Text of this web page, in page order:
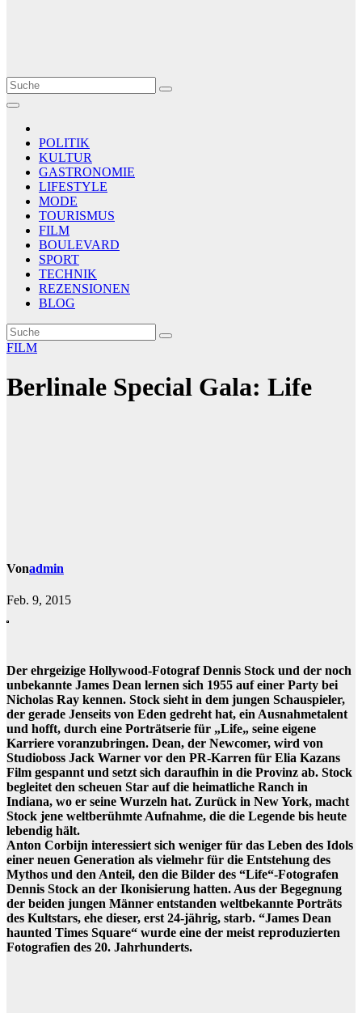
Le Matin
AGENCE DE PRESSE
POLITIK
KULTUR
GASTRONOMIE
LIFESTYLE
MODE
TOURISMUS
FILM
BOULEVARD
SPORT
TECHNIK
REZENSIONEN
BLOG
FILM
Berlinale Special Gala: Life
Vonadmin
Feb. 9, 2015
Der ehrgeizige Hollywood-Fotograf Dennis Stock und der noch
unbekannte James Dean lernen sich 1955 auf einer Party bei
Nicholas Ray kennen. Stock sieht in dem jungen Schauspieler,
der gerade Jenseits von Eden gedreht hat, ein Ausnahmetalent
und hofft, durch eine Porträtserie für „Life„ seine eigene
Karriere voranzubringen. Dean, der Newcomer, wird von
Studioboss Jack Warner vor den PR-Karren für Elia Kazans
Film gespannt und setzt sich daraufhin in die Provinz ab. Stock
begleitet den scheuen Star auf die heimatliche Ranch in
Indiana, wo er seine Wurzeln hat. Zurück in New York, macht
Stock jene weltberühmte Aufnahme, die die Legende bis heute
lebendig hält.
Anton Corbijn interessiert sich weniger für das Leben des Idols
einer neuen Generation als vielmehr für die Entstehung des
Mythos und den Anteil, den die Bilder des “Life“-Fotografen
Dennis Stock an der Ikonisierung hatten. Aus der Begegnung
der beiden jungen Männer entstanden weltbekannte Porträts
des Kultstars, ehe dieser, erst 24-jährig, starb. “James Dean
haunted Times Square“ wurde eine der meist reproduzierten
Fotografien des 20. Jahrhunderts.